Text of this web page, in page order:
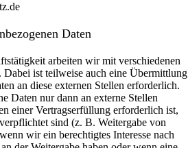
Daten
arbeiten wir mit verschiedenen
Dabei ist teilweise auch eine Übermittlung
an diese externen Stellen erforderlich.
Daten nur dann an externe Stellen
einer Vertragserfüllung erforderlich ist,
sind (z. B. Weitergabe von
wir ein berechtigtes Interesse nach